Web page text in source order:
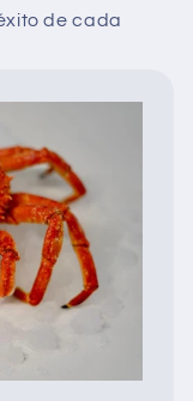
de cada